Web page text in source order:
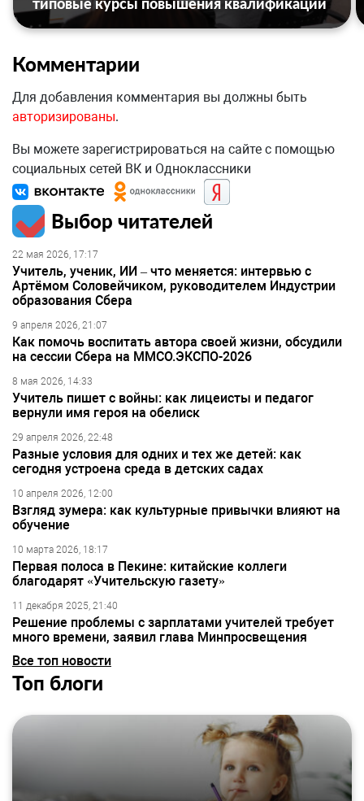
Комментарии
Для добавления комментария вы должны быть
авторизированы.
Вы можете зарегистрироваться на сайте с помощью
социальных сетей ВК и Одноклассники
Выбор читателей
22 мая 2026, 17:17
Учитель, ученик, ИИ – что меняется: интервью с
Артёмом Соловейчиком, руководителем Индустрии
образования Сбера
9 апреля 2026, 21:07
Как помочь воспитать автора своей жизни, обсудили
на сессии Сбера на ММСО.ЭКСПО-2026
8 мая 2026, 14:33
Учитель пишет с войны: как лицеисты и педагог
вернули имя героя на обелиск
29 апреля 2026, 22:48
Разные условия для одних и тех же детей: как
сегодня устроена среда в детских садах
10 апреля 2026, 12:00
Взгляд зумера: как культурные привычки влияют на
обучение
10 марта 2026, 18:17
Первая полоса в Пекине: китайские коллеги
благодарят «Учительскую газету»
11 декабря 2025, 21:40
Решение проблемы с зарплатами учителей требует
много времени, заявил глава Минпросвещения
Все топ новости
Топ блоги